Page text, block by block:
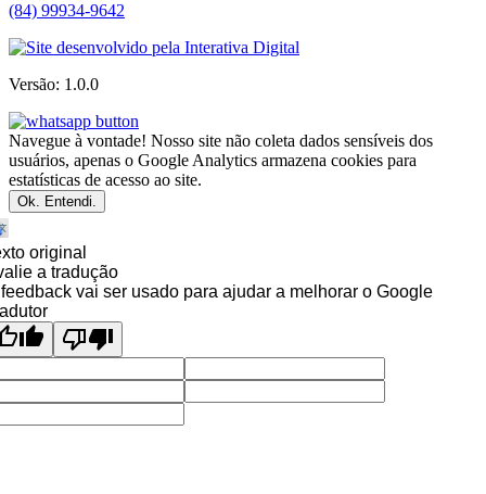
(84) 99934-9642
Versão: 1.0.0
Navegue à vontade! Nosso site não coleta dados sensíveis dos
usuários, apenas o Google Analytics armazena cookies para
estatísticas de acesso ao site.
Ok. Entendi.
original
a tradução
vai ser usado para ajudar a melhorar o Google